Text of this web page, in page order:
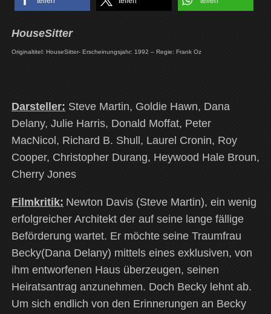
HouseSitter
Originaltitel: HouseSitter- Erscheinungsjahr: 1992 – Regie: Frank Oz
Darsteller: Steve Martin, Goldie Hawn, Dana
Delany, Julie Harris, Donald Moffat, Peter
MacNicol, Richard B. Shull, Laurel Cronin, Roy
Cooper, Christopher Durang, Heywood Hale Broun,
Cherry Jones
Filmkritik: Newton Davis (Steve Martin), ein wenig
erfolgreicher Architekt der auf seine lange fällige
Beförderung wartet. Er möchte seine Traumfrau
Becky(Dana Delany) mittels eines exklusiven, von
ihm entworfenen Haus überzeugen, seinen
Heiratsantrag anzunehmen. Doch Becky lehnt ab.
Um sich endlich von den Erinnerungen an Becky